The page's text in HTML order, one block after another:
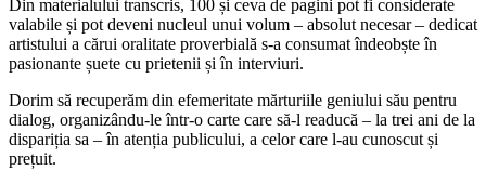
Din materialului transcris, 100 și ceva de pagini pot fi considerate
valabile și pot deveni nucleul unui volum – absolut necesar – dedicat
artistului a cărui oralitate proverbială s-a consumat îndeobște în
pasionante șuete cu prietenii și în interviuri.
Dorim să recuperăm din efemeritate mărturiile geniului său pentru
dialog, organizându-le într-o carte care să-l readucă – la trei ani de la
dispariția sa – în atenția publicului, a celor care l-au cunoscut și
prețuit.